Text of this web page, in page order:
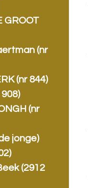
GROOT
(nr
(nr 844)
(nr
jonge)
(2912